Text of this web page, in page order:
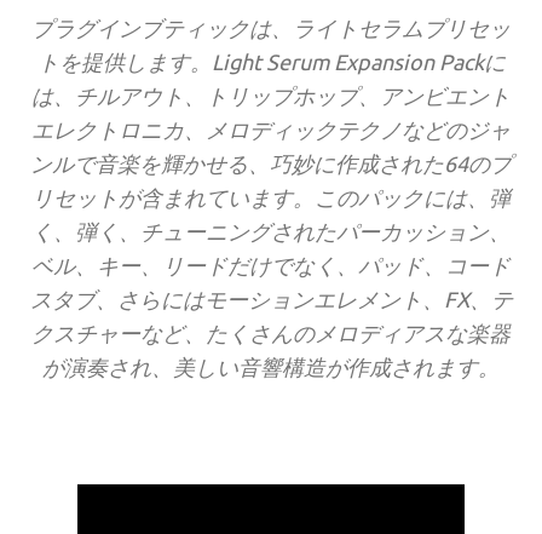
プラグインブティックは、ライトセラムプリセッ
トを提供します。Light Serum Expansion Packに
は、チルアウト、トリップホップ、アンビエント
エレクトロニカ、メロディックテクノなどのジャ
ンルで音楽を輝かせる、巧妙に作成された64のプ
リセットが含まれています。このパックには、弾
く、弾く、チューニングされたパーカッション、
ベル、キー、リードだけでなく、パッド、コード
スタブ、さらにはモーションエレメント、FX、テ
クスチャーなど、たくさんのメロディアスな楽器
が演奏され、美しい音響構造が作成されます。